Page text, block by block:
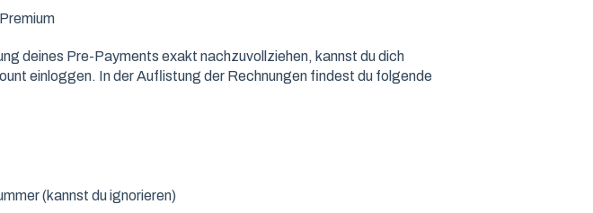
deines Pre-Payments exakt nachzuvollziehen, kannst du dich
einloggen. In der Auflistung der Rechnungen findest du folgende
(kannst du ignorieren)